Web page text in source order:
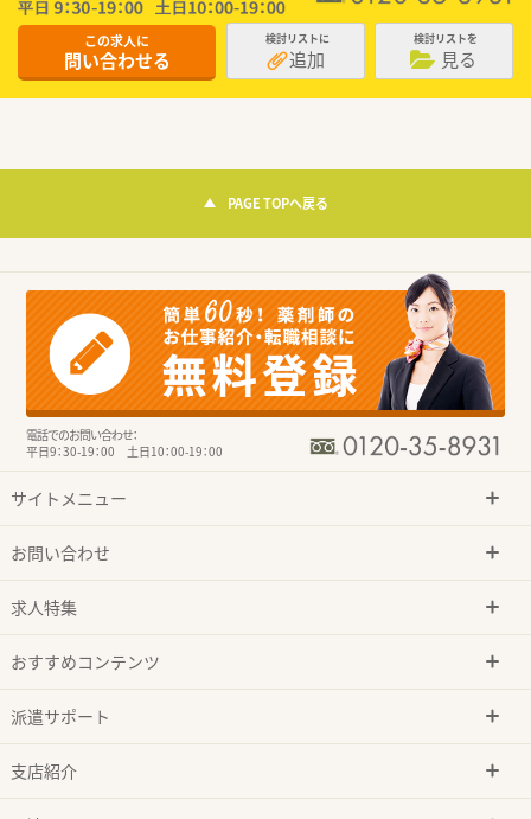
この求人に
問い合わせる
検討リストに
追加
検討リストを
見る
PAGE TOPへ戻る
電話でのお問い合わせ：
平日9：30-19：00 土日10：00-19：00
サイトメニュー
お問い合わせ
求人特集
おすすめコンテンツ
派遣サポート
支店紹介